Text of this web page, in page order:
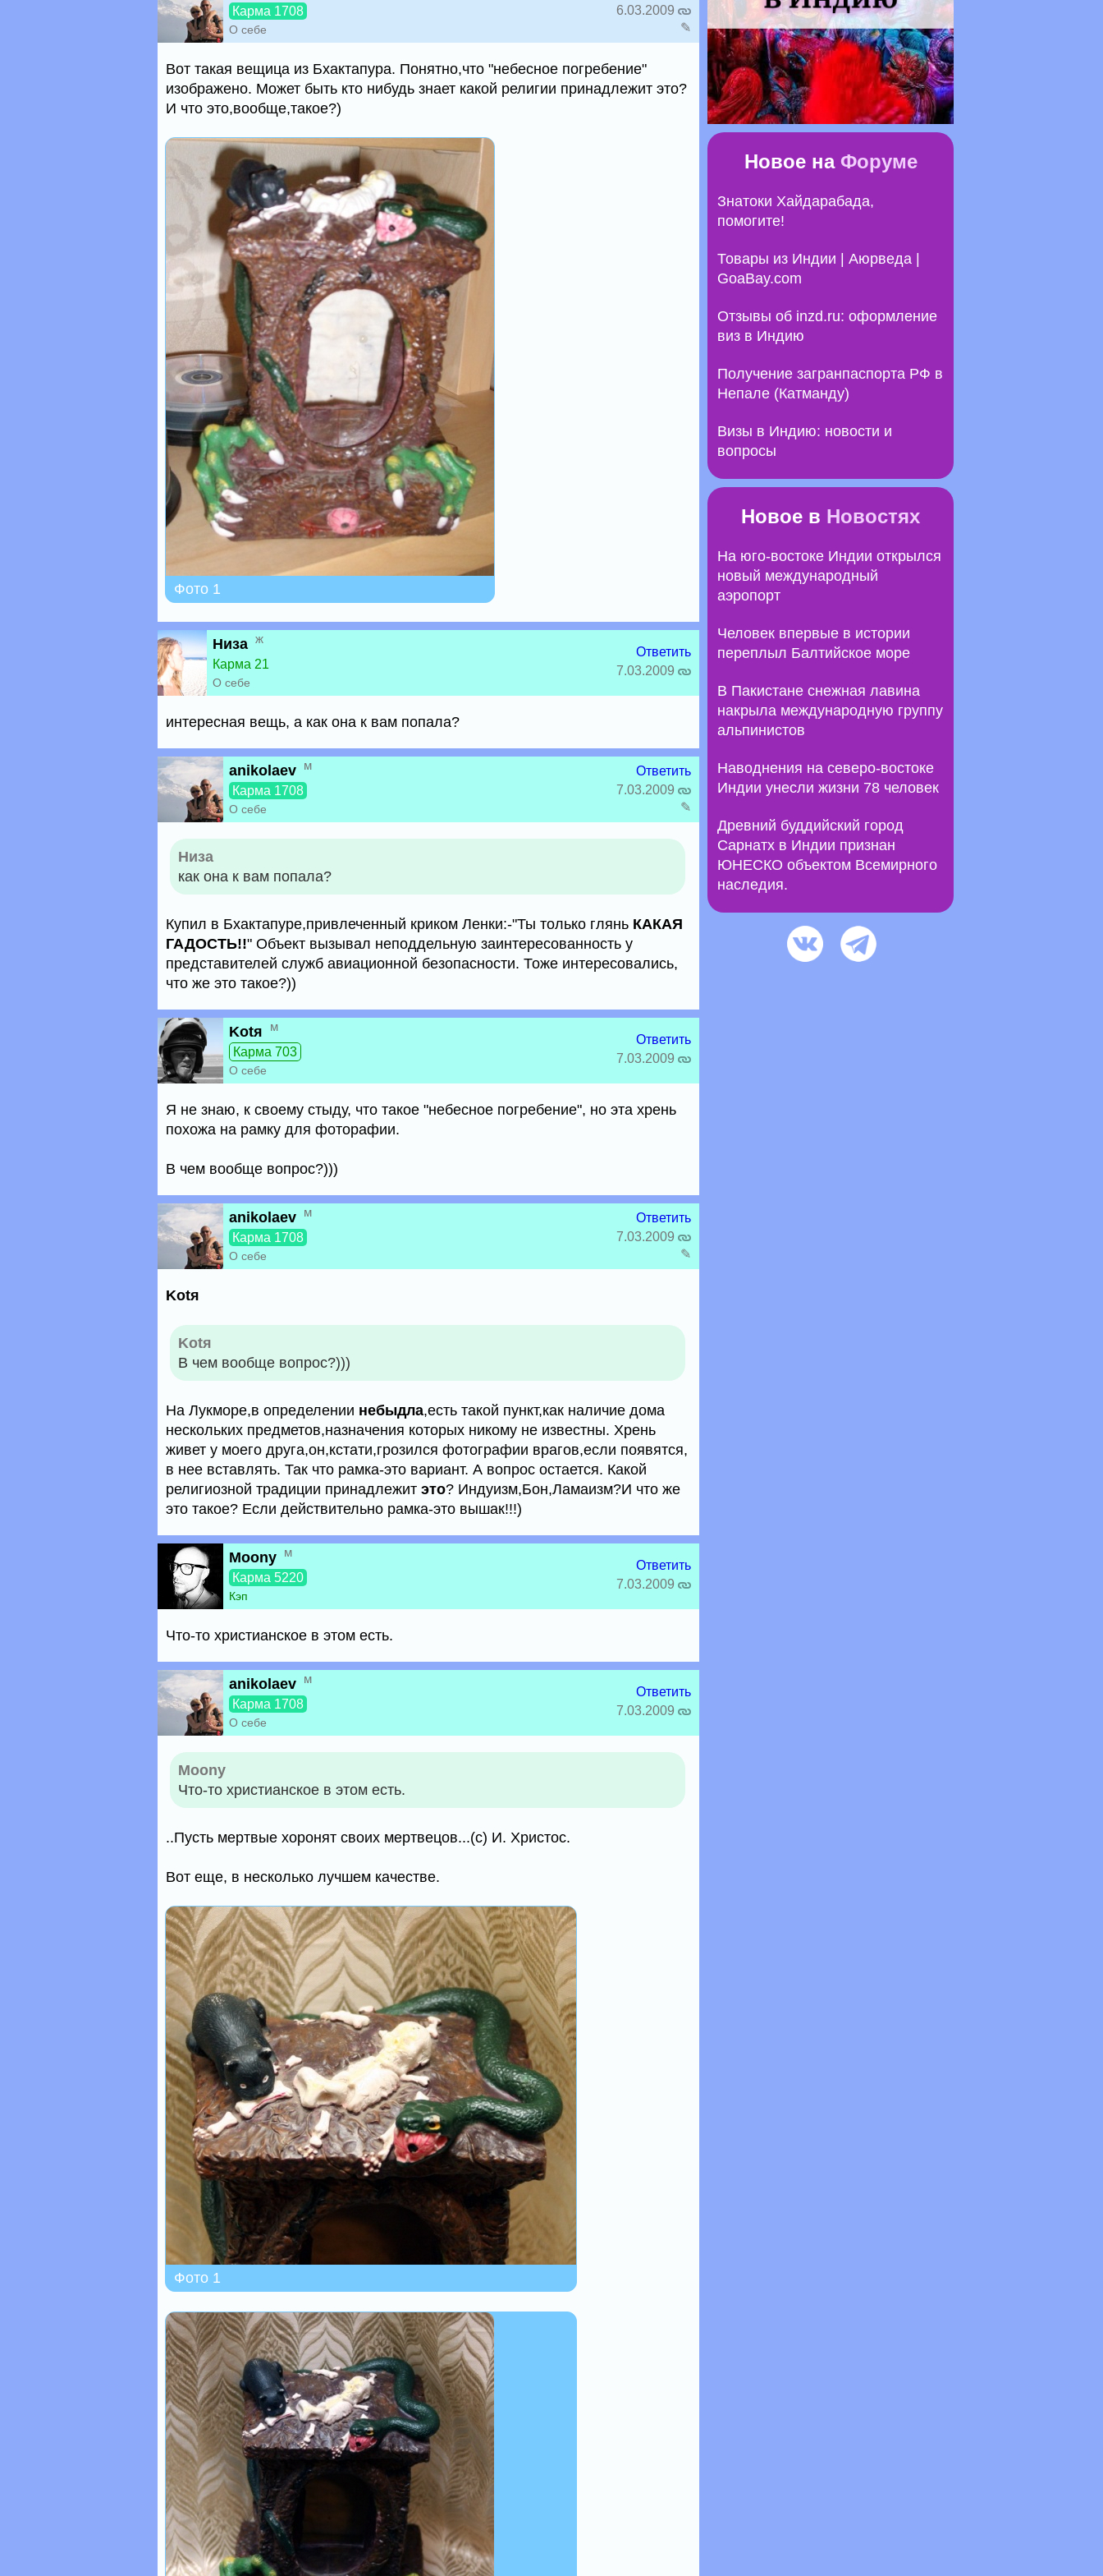
Карма 1708
О себе
6.03.2009
✎
Вот такая вещица из Бхактапура. Понятно,что "небесное погребение"
изображено. Может быть кто нибудь знает какой религии принадлежит это?
И что это,вообще,такое?)
Фото 1
Низа ж
Карма 21
О себе
Ответить
7.03.2009
интересная вещь, а как она к вам попала?
anikolaev м
Карма 1708
О себе
Ответить
7.03.2009
✎
Низа
как она к вам попала?
Купил в Бхактапуре,привлеченный криком Ленки:-"Ты только глянь КАКАЯ
ГАДОСТЬ!!" Объект вызывал неподдельную заинтересованность у
представителей служб авиационной безопасности. Тоже интересовались,
что же это такое?))
Kotя
м
Карма 703
О себе
Ответить
7.03.2009
Я не знаю, к своему стыду, что такое "небесное погребение", но эта хрень
похожа на рамку для фоторафии.
В чем вообще вопрос?)))
anikolaev м
Карма 1708
О себе
Ответить
7.03.2009
✎
Kotя
Kotя
В чем вообще вопрос?)))
На Лукморе,в определении небыдла,есть такой пункт,как наличие дома
нескольких предметов,назначения которых никому не известны. Хрень
живет у моего друга,он,кстати,грозился фотографии врагов,если появятся,
в нее вставлять. Так что рамка-это вариант. А вопрос остается. Какой
религиозной традиции принадлежит это? Индуизм,Бон,Ламаизм?И что же
это такое? Если действительно рамка-это вышак!!!)
Moony м
Карма 5220
Кэп
Ответить
7.03.2009
Что-то христианское в этом есть.
anikolaev м
Карма 1708
О себе
Ответить
7.03.2009
Moony
Что-то христианское в этом есть.
..Пусть мертвые хоронят своих мертвецов...(с) И. Христос.
Вот еще, в несколько лучшем качестве.
Фото 1
Новое на Форуме
Знатоки Хайдарабада,
помогите!
Товары из Индии | Аюрведа |
GoaBay.com
Отзывы об inzd.ru: оформление
виз в Индию
Получение загранпаспорта РФ в
Непале (Катманду)
Визы в Индию: новости и
вопросы
Новое в Новостях
На юго-востоке Индии открылся
новый международный
аэропорт
Человек впервые в истории
переплыл Балтийское море
В Пакистане снежная лавина
накрыла международную группу
альпинистов
Наводнения на северо-востоке
Индии унесли жизни 78 человек
Древний буддийский город
Сарнатх в Индии признан
ЮНЕСКО объектом Всемирного
наследия.